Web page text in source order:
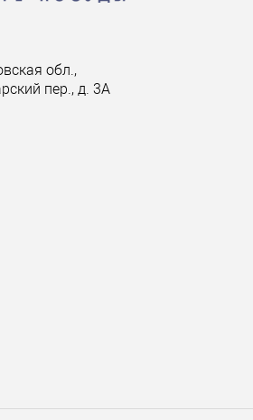
обл.,
пер., д. 3А